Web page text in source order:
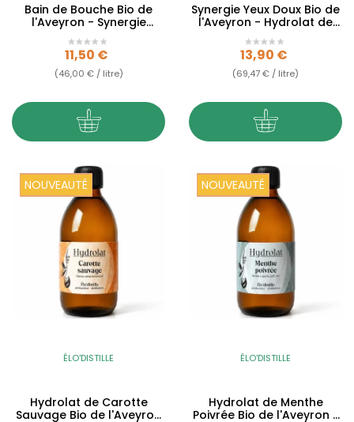
Bain de Bouche Bio de
l'Aveyron - Synergie
Hydrolats 6 Plantes -
250ml
Prix
11,50 €
(46,00 € / litre)
Synergie Yeux Doux Bio de
l'Aveyron - Hydrolat de
Camomille & Mélilot
Prix
13,90 €
(69,47 € / litre)
NOUVEAUTÉ
ÉLO'DISTILLE
Hydrolat de Carotte
Sauvage Bio de l'Aveyron
NOUVEAUTÉ
ÉLO'DISTILLE
Hydrolat de Menthe
Poivrée Bio de l'Aveyron -